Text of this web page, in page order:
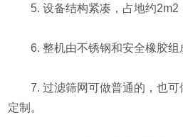
5. 设备结构紧凑，占地约2m2
6. 整机由不锈钢和安全橡胶组
7. 过滤筛网可做普通的，也可
定制。